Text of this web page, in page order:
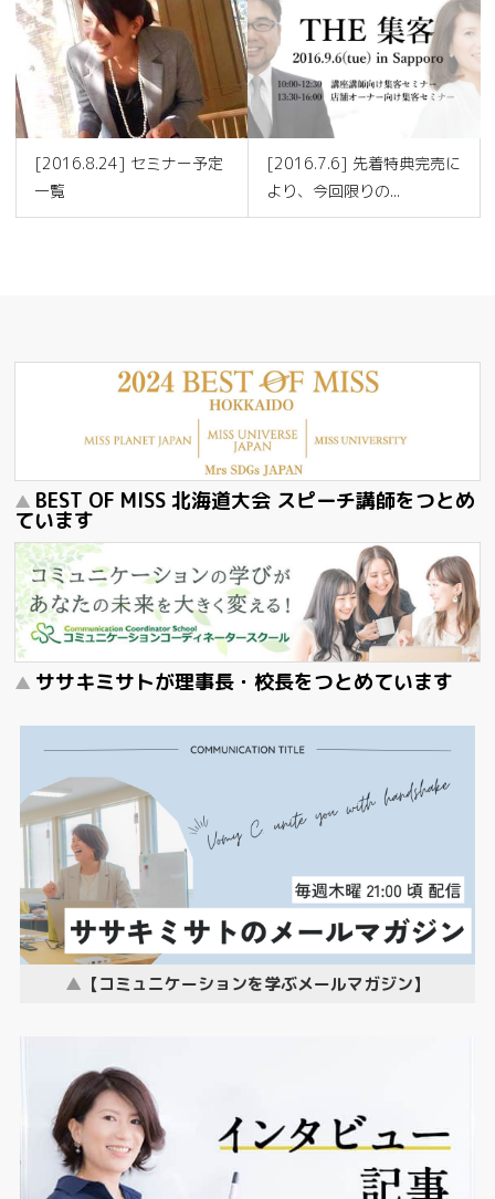
[2016.8.24] セミナー予定
一覧
[2016.7.6] 先着特典完売に
より、今回限りの...
BEST OF MISS 北海道大会 スピーチ講師をつとめ
ています
ササキミサトが理事長・校長をつとめています
【コミュニケーションを学ぶメールマガジン】